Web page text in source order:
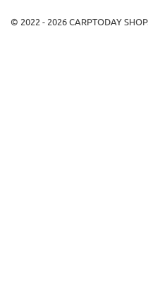
© 2022 - 2026 CARPTODAY